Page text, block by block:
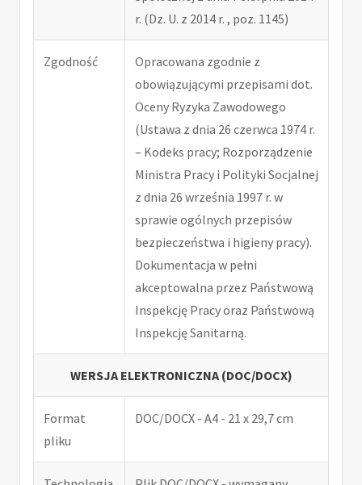
r. (Dz. U. z 2014 r. , poz. 1145)
Zgodność
Opracowana zgodnie z
obowiązującymi przepisami dot.
Oceny Ryzyka Zawodowego
(Ustawa z dnia 26 czerwca 1974 r.
– Kodeks pracy; Rozporządzenie
Ministra Pracy i Polityki Socjalnej
z dnia 26 września 1997 r. w
sprawie ogólnych przepisów
bezpieczeństwa i higieny pracy).
Dokumentacja w pełni
akceptowalna przez Państwową
Inspekcję Pracy oraz Państwową
Inspekcję Sanitarną.
WERSJA ELEKTRONICZNA (DOC/DOCX)
Format
pliku
DOC/DOCX - A4 - 21 x 29,7 cm